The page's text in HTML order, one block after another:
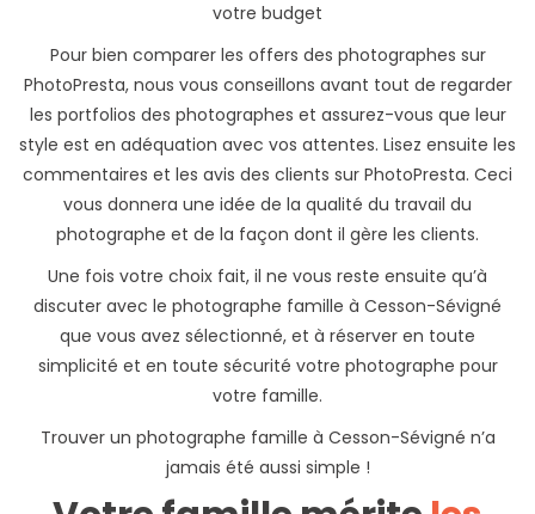
votre budget
Pour bien comparer les offers des photographes sur
PhotoPresta, nous vous conseillons avant tout de regarder
les portfolios des photographes et assurez-vous que leur
style est en adéquation avec vos attentes. Lisez ensuite les
commentaires et les avis des clients sur PhotoPresta. Ceci
vous donnera une idée de la qualité du travail du
photographe et de la façon dont il gère les clients.
Une fois votre choix fait, il ne vous reste ensuite qu’à
discuter avec le photographe famille à Cesson-Sévigné
que vous avez sélectionné, et à réserver en toute
simplicité et en toute sécurité votre photographe pour
votre famille.
Trouver un photographe famille à Cesson-Sévigné n’a
jamais été aussi simple !